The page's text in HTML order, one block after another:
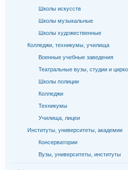
Школы искусств
Школы музыкальные
Школы художественные
Колледжи, техникумы, училища
Военные учебные заведения
Театральные вузы, студии и
Школы полиции
Колледжи
Техникумы
Училища, лицеи
Институты, университеты, академии
Консерватории
Вузы, университеты, институты